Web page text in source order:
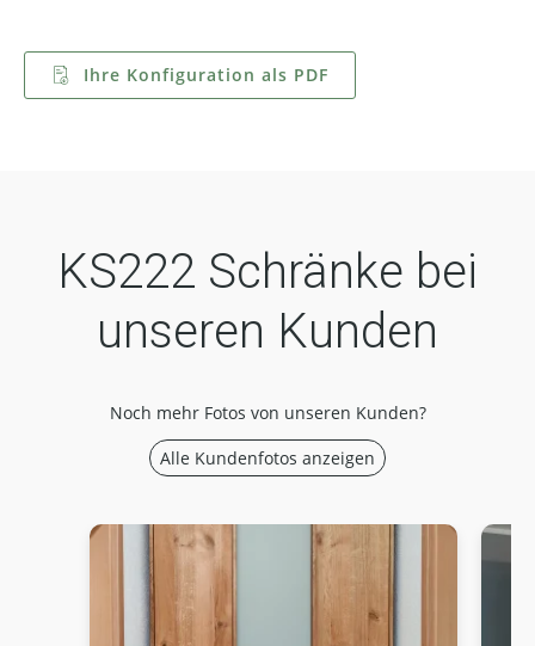
Ihre Konfiguration als PDF
KS222 Schränke bei
unseren Kunden
Noch mehr Fotos von unseren Kunden?
Alle Kundenfotos anzeigen